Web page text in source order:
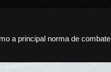
a principal norma de